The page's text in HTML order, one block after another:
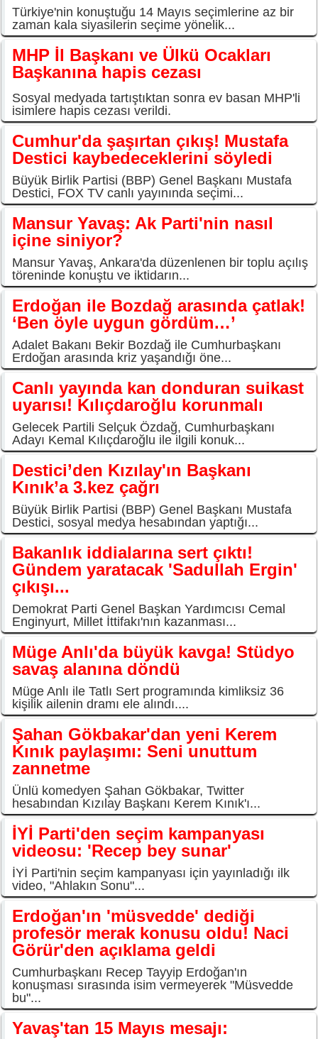
Türkiye'nin konuştuğu 14 Mayıs seçimlerine az bir
zaman kala siyasilerin seçime yönelik...
MHP İl Başkanı ve Ülkü Ocakları
Başkanına hapis cezası
Sosyal medyada tartıştıktan sonra ev basan MHP'li
isimlere hapis cezası verildi.
Cumhur'da şaşırtan çıkış! Mustafa
Destici kaybedeceklerini söyledi
Büyük Birlik Partisi (BBP) Genel Başkanı Mustafa
Destici, FOX TV canlı yayınında seçimi...
Mansur Yavaş: Ak Parti'nin nasıl
içine siniyor?
Mansur Yavaş, Ankara'da düzenlenen bir toplu açılış
töreninde konuştu ve iktidarın...
Erdoğan ile Bozdağ arasında çatlak!
‘Ben öyle uygun gördüm…’
Adalet Bakanı Bekir Bozdağ ile Cumhurbaşkanı
Erdoğan arasında kriz yaşandığı öne...
Canlı yayında kan donduran suikast
uyarısı! Kılıçdaroğlu korunmalı
Gelecek Partili Selçuk Özdağ, Cumhurbaşkanı
Adayı Kemal Kılıçdaroğlu ile ilgili konuk...
Destici’den Kızılay'ın Başkanı
Kınık’a 3.kez çağrı
Büyük Birlik Partisi (BBP) Genel Başkanı Mustafa
Destici, sosyal medya hesabından yaptığı...
Bakanlık iddialarına sert çıktı!
Gündem yaratacak 'Sadullah Ergin'
çıkışı...
Demokrat Parti Genel Başkan Yardımcısı Cemal
Enginyurt, Millet İttifakı'nın kazanması...
Müge Anlı'da büyük kavga! Stüdyo
savaş alanına döndü
Müge Anlı ile Tatlı Sert programında kimliksiz 36
kişilik ailenin dramı ele alındı....
Şahan Gökbakar'dan yeni Kerem
Kınık paylaşımı: Seni unuttum
zannetme
Ünlü komedyen Şahan Gökbakar, Twitter
hesabından Kızılay Başkanı Kerem Kınık'ı...
İYİ Parti'den seçim kampanyası
videosu: 'Recep bey sunar'
İYİ Parti'nin seçim kampanyası için yayınladığı ilk
video, "Ahlakın Sonu"...
Erdoğan'ın 'müsvedde' dediği
profesör merak konusu oldu! Naci
Görür'den açıklama geldi
Cumhurbaşkanı Recep Tayyip Erdoğan'ın
konuşması sırasında isim vermeyerek "Müsvedde
bu"...
Yavaş'tan 15 Mayıs mesajı: